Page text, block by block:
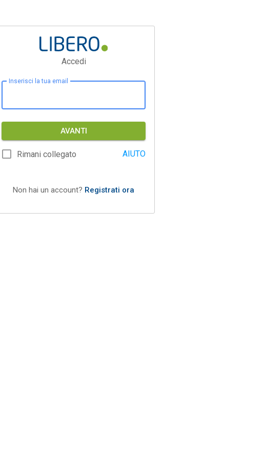
Accedi
Inserisci la tua email
AVANTI
Rimani collegato AIUTO
Non hai un account? Registrati ora